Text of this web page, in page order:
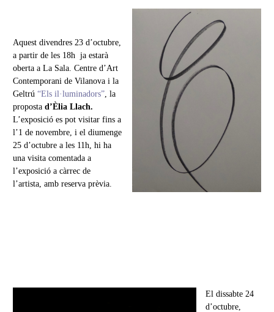
Aquest divendres 23 d’octubre,
a partir de les 18h ja estarà
oberta a La Sala. Centre d’Art
Contemporani de Vilanova i la
Geltrú “Els il·luminadors”, la
proposta d’Èlia Llach.
L’exposició es pot visitar fins a
l’1 de novembre, i el diumenge
25 d’octubre a les 11h, hi ha
una visita comentada a
l’exposició a càrrec de
l’artista, amb reserva prèvia.
El dissabte 24
d’octubre,